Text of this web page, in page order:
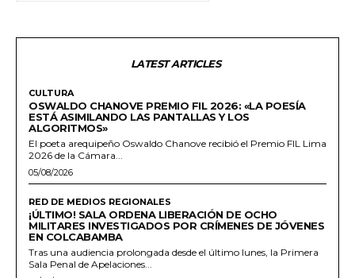
LATEST ARTICLES
CULTURA
OSWALDO CHANOVE PREMIO FIL 2026: «LA POESÍA
ESTÁ ASIMILANDO LAS PANTALLAS Y LOS
ALGORITMOS»
El poeta arequipeño Oswaldo Chanove recibió el Premio FIL Lima
2026 de la Cámara...
05/08/2026
RED DE MEDIOS REGIONALES
¡ÚLTIMO! SALA ORDENA LIBERACIÓN DE OCHO
MILITARES INVESTIGADOS POR CRÍMENES DE JÓVENES
EN COLCABAMBA
Tras una audiencia prolongada desde el último lunes, la Primera
Sala Penal de Apelaciones...